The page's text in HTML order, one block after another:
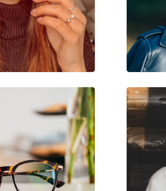
Nein
Kinder
Brillen
Disney
MIAA030 C07 17 44